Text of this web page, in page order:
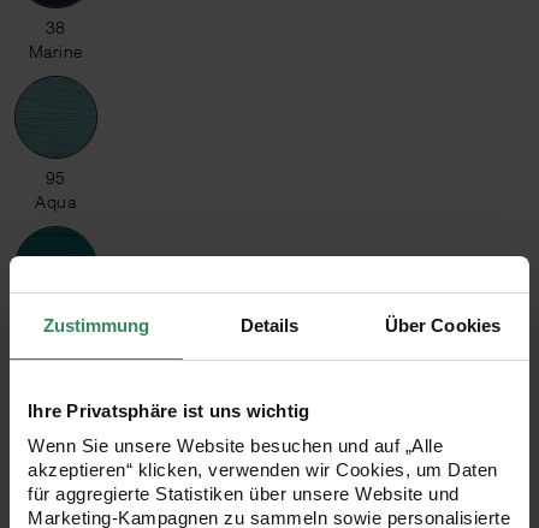
Zustimmung Details Über Cookies
Ihre Privatsphäre ist uns wichtig
Wenn Sie unsere Website besuchen und auf „Alle
akzeptieren“ klicken, verwenden wir Cookies, um Daten
für aggregierte Statistiken über unsere Website und
Marketing-Kampagnen zu sammeln sowie personalisierte
38 Marine
38
Marine
95 Aqua
95
Aqua
40 Dunkelpetrol
40
106 Petrol
106